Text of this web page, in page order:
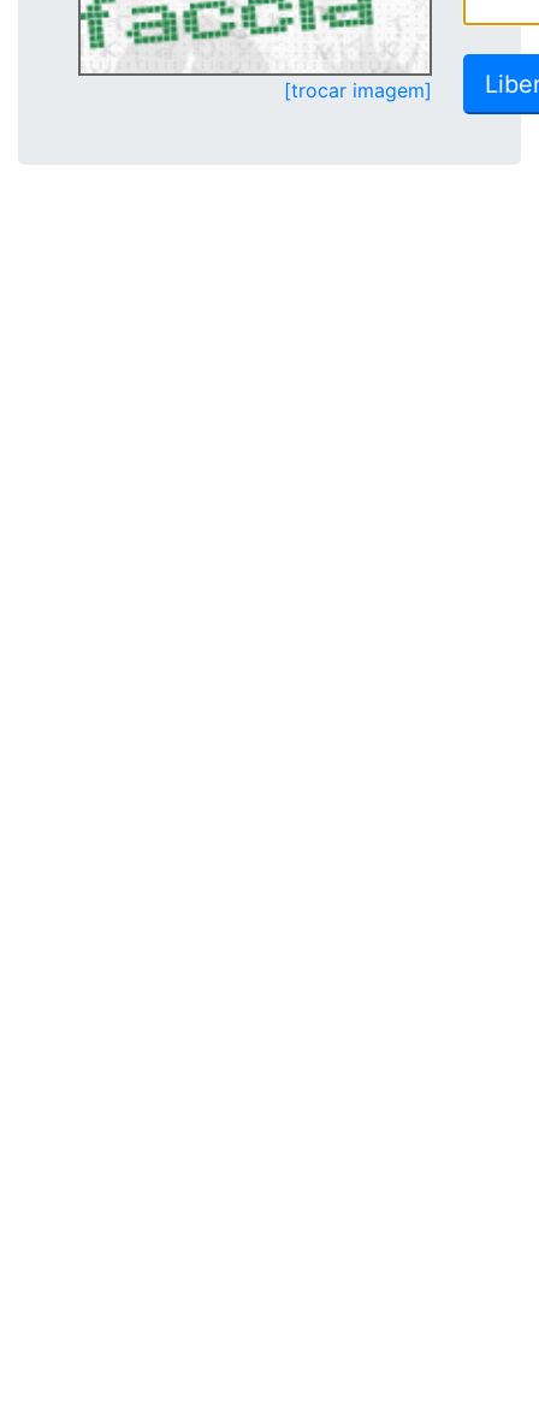
[trocar imagem]